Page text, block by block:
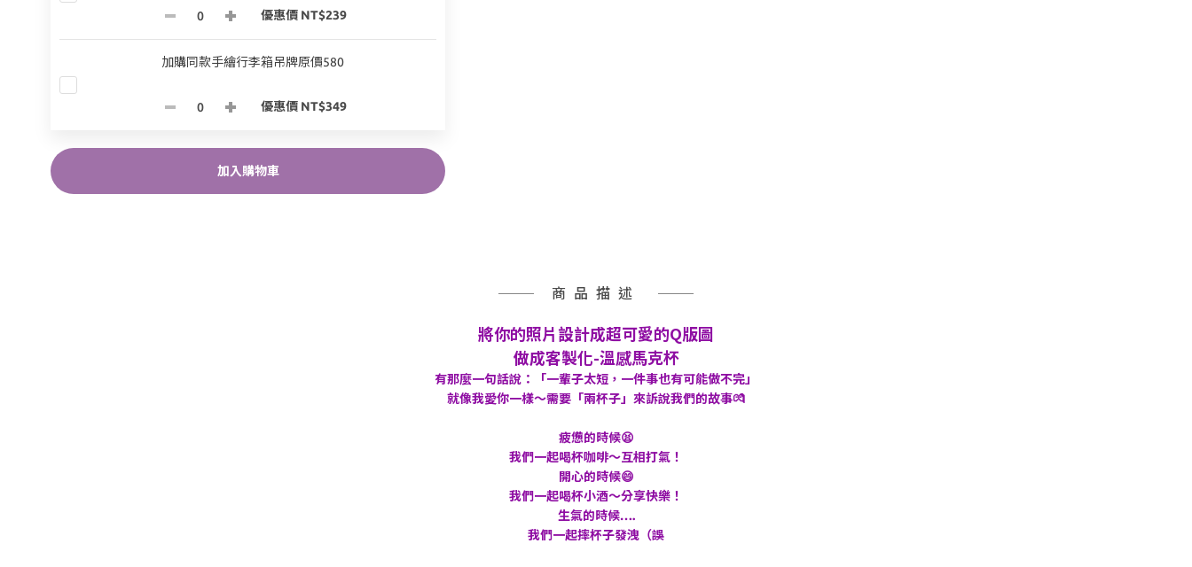
優惠價 NT$239
加購同款手繪行李箱吊牌原價580
優惠價 NT$349
加入購物車
商品描述
將你的照片設計成超可愛的Q版圖
做成客製化-溫感馬克杯
有那麼一句話說：「一輩子太短，一件事也有可能做不完」
就像我愛你一樣～需要「兩杯子」來訴說我們的故事💏
疲憊的時候😫
我們一起喝杯咖啡～互相打氣！
開心的時候😄
我們一起喝杯小酒～分享快樂！
生氣的時候….
我們一起摔杯子發洩（誤